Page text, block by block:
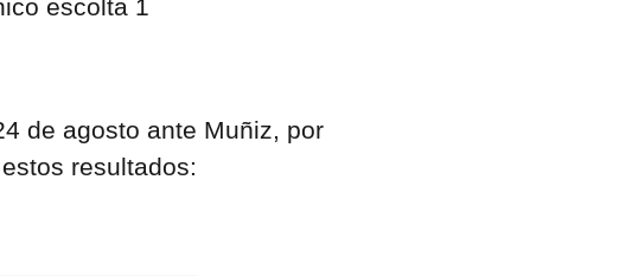
de agosto ante Muñiz, por
resultados: